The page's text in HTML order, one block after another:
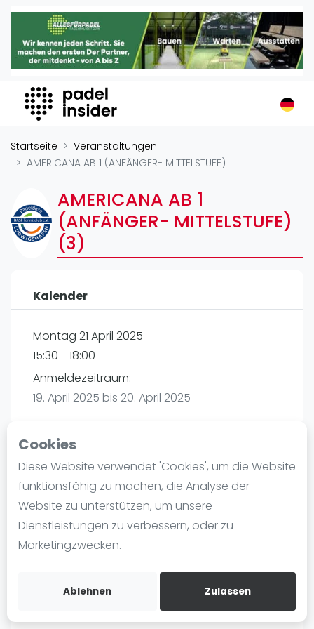
Cookies
Diese Website verwendet 'Cookies', um die Website
funktionsfähig zu machen, die Analyse der
Website zu unterstützen, um unsere
Dienstleistungen zu verbessern, oder zu
Marketingzwecken.
Ablehnen Zulassen
Padel Insider
Home
Organisationen
Buchungssysteme
Padel-Shops
Padel-Marken
Verschiedenes
Veranstaltungen
Turniere
Playtomic
Ranking
Männer
Frauen
FIP Männer
Blog
Die Geschichte von Padel
Regeln und Punktzählung
Padel Schläge
Video
Startseite
Veranstaltungen
AMERICANA AB 1 (ANFÄNGER- MITTELSTUFE)
AMERICANA AB 1
(ANFÄNGER- MITTELSTUFE)
(3)
Kalender
Montag 21 April 2025
15:30 - 18:00
Anmeldezeitraum:
19. April 2025 bis 20. April 2025
Playtomic
PadelBase Ludwigshafen | Ludwigshafen am
Rhein
Weiherstraße 39
Routebeschrijving